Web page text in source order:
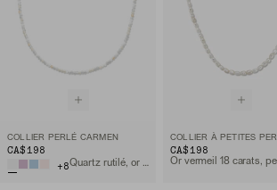
COLLIER PERLÉ CARMEN
CA$198
+8
COLLIER À PETITES
CA$198
Or vermeil 18 carats,